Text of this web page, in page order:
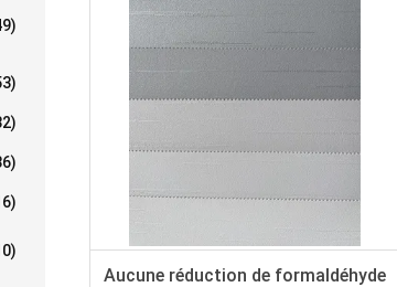
Aucune réduction de formaldéhyde